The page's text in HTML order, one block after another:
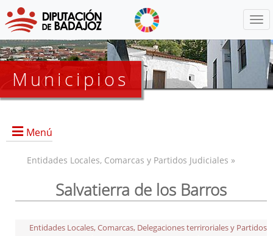
Municipios
Menú
Entidades Locales, Comarcas y Partidos Judiciales »
Salvatierra de los Barros
Entidades Locales, Comarcas, Delegaciones terriroriales y Partidos